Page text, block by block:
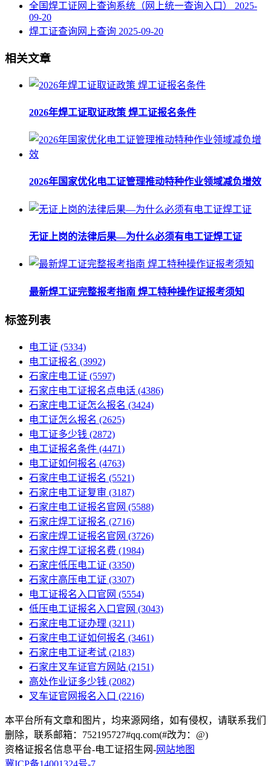
全国焊工证网上查询系统（网上统一查询入口） 2025-
09-20
焊工证查询网上查询 2025-09-20
相关文章
2026年焊工证取证政策 焊工证报名条件
2026年国家优化电工证管理推动特种作业领域减负增效
无证上岗的法律后果—为什么必须有电工证焊工证
最新焊工证完整报考指南 焊工特种操作证报考须知
标签列表
电工证 (5334)
电工证报名 (3992)
石家庄电工证 (5597)
石家庄电工证报名点电话 (4386)
石家庄电工证怎么报名 (3424)
电工证怎么报名 (2625)
电工证多少钱 (2872)
电工证报名条件 (4471)
电工证如何报名 (4763)
石家庄电工证报名 (5521)
石家庄电工证复审 (3187)
石家庄电工证报名官网 (5588)
石家庄焊工证报名 (2716)
石家庄焊工证报名官网 (3726)
石家庄焊工证报名费 (1984)
石家庄低压电工证 (3350)
石家庄高压电工证 (3307)
电工证报名入口官网 (5554)
低压电工证报名入口官网 (3043)
石家庄电工证办理 (3211)
石家庄电工证如何报名 (3461)
石家庄电工证考试 (2183)
石家庄叉车证官方网站 (2151)
高处作业证多少钱 (2082)
叉车证官网报名入口 (2216)
本平台所有文章和图片，均来源网络，如有侵权，请联系我们
删除，联系邮箱：752195727#qq.com(#改为：@)
资格证报名信息平台-电工证招生网-网站地图
冀ICP备14001324号-7